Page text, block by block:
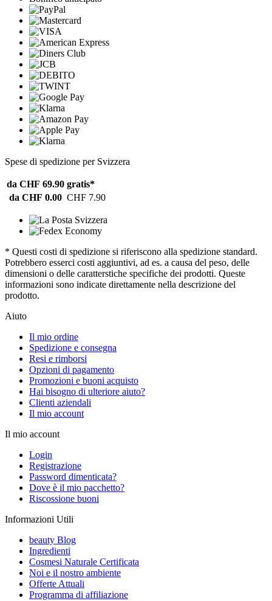
Spese di spedizione per Svizzera
da CHF 69.90 gratis*
da CHF 0.00 CHF 7.90
* Questi costi di spedizione si riferiscono alla spedizione standard.
Potrebbero esserci costi aggiuntivi, ad es. a causa del peso, delle
dimensioni o delle caratterstiche specifiche dei prodotti. Queste
informazioni sono indicate direttamente nella descrizione del
prodotto.
Aiuto
Il mio ordine
Spedizione e consegna
Resi e rimborsi
Opzioni di pagamento
Promozioni e buoni acquisto
Hai bisogno di ulteriore aiuto?
Clienti aziendali
Il mio account
Il mio account
Login
Registrazione
Password dimenticata?
Dove è il mio pacchetto?
Riscossione buoni
Informazioni Utili
beauty Blog
Ingredienti
Cosmesi Naturale Certificata
Noi e il nostro ambiente
Offerte Attuali
Programma di affiliazione